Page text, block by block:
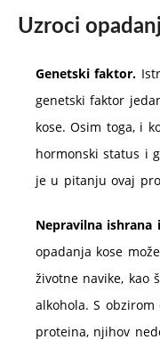
Uzroci
Genetski faktor.
genetski faktor
kose. Osim toga, i
hormonski status i
je u pitanju ovaj
Nepravilna ishrana
opadanja kose
životne navike, kao
alkohola. S
proteina, njihov